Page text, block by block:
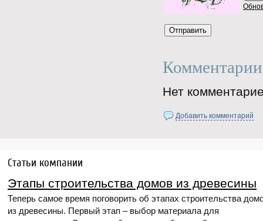
Нет
Добавить комментарий
Статьи компании
Этапы строительства домов из древесины
Теперь самое время поговорить об этапах строительства
из древесины. Первый этап – выбор материала для